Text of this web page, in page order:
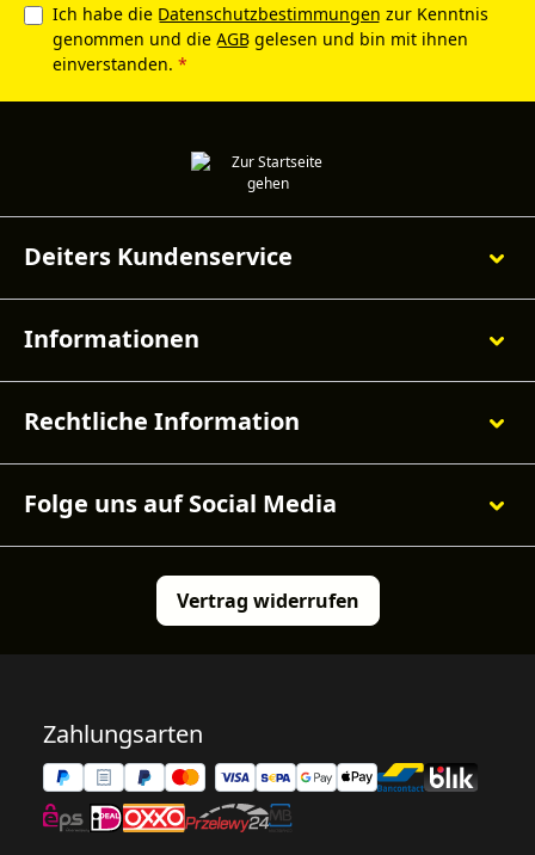
Ich habe die Datenschutzbestimmungen zur Kenntnis
genommen und die AGB gelesen und bin mit ihnen
einverstanden. *
Deiters Kundenservice
Informationen
Rechtliche Information
Folge uns auf Social Media
Vertrag widerrufen
Zahlungsarten